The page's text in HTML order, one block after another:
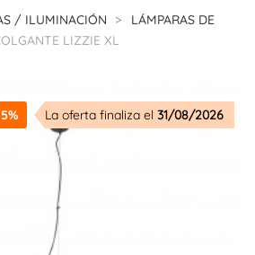
/ ILUMINACIÓN
LÁMPARAS DE
LIZZIE XL
La oferta finaliza el 31/08/2026